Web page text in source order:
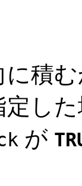
に積
定し
が